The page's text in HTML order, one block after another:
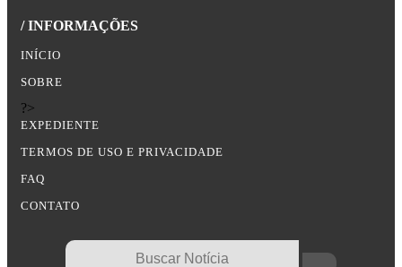
/ INFORMAÇÕES
INÍCIO
SOBRE
?>
EXPEDIENTE
TERMOS DE USO E PRIVACIDADE
FAQ
CONTATO